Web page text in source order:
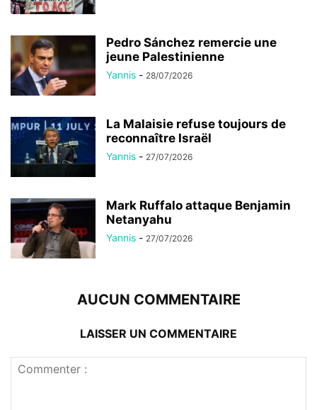
Pedro Sánchez remercie une
jeune Palestinienne
Yannis - 28/07/2026
La Malaisie refuse toujours de
reconnaître Israël
Yannis - 27/07/2026
Mark Ruffalo attaque Benjamin
Netanyahu
Yannis - 27/07/2026
AUCUN COMMENTAIRE
LAISSER UN COMMENTAIRE